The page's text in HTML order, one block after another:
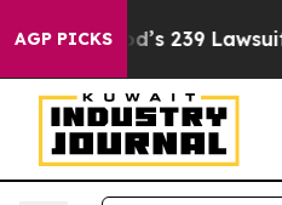
AGP PICKS
Food’s 239 Lawsuits